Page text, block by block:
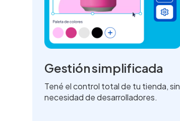
Gestión simplificada
Tené el control total de tu tienda, sin
necesidad de desarrolladores.